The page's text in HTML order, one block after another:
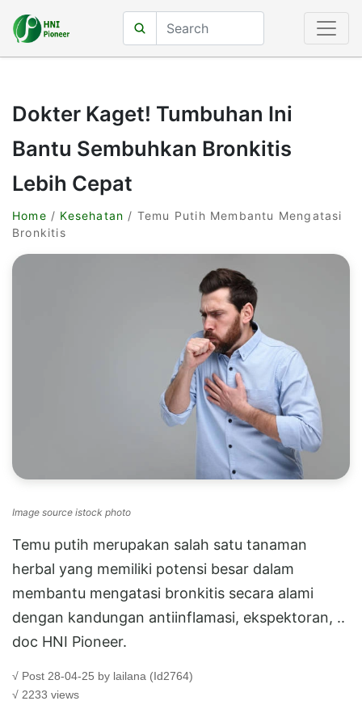
Dokter Kaget! Tumbuhan Ini
Bantu Sembuhkan Bronkitis
Lebih Cepat
Home / Kesehatan / Temu Putih Membantu Mengatasi
Bronkitis
Image source istock photo
Temu putih merupakan salah satu tanaman
herbal yang memiliki potensi besar dalam
membantu mengatasi bronkitis secara alami
dengan kandungan antiinflamasi, ekspektoran, ..
doc HNI Pioneer.
√ Post 28-04-25 by lailana (Id2764)
√ 2233 views